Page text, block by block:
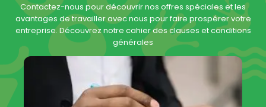
Contactez-nous pour découvrir nos offres spéciales et les
avantages de travailler avec nous pour faire prospérer votre
entreprise. Découvrez notre cahier des clauses et conditions
générales